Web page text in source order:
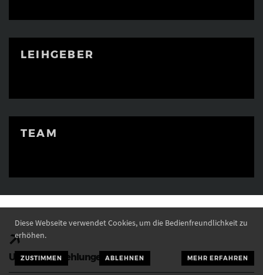
Diese Webseite verwendet Cookies, um die Bedienfreundlichkeit zu
erhöhen.
ZUSTIMMEN ABLEHNEN MEHR ERFAHREN
LEIHGEBER
TEAM
Unsere Empfehlungen für Sie: